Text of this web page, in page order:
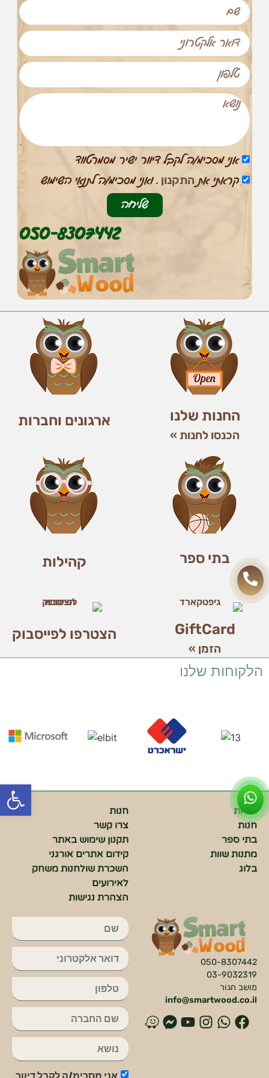
אני מסכימ/ה לקבל דיוור ישיר מסמרטווד
קראתי אתהתקנון . ואני מסכימ/ה לתנאי השימוש
שליחה
050-8307442
החנות שלנו
הכנסו לחנות »
ארגונים וחברות
בתי ספר קהילות
GiftCard
הזמן »
הצטרפו לפייסבוק
הלקוחות שלנו
050-8307442
03-9032319
מושב חגור
info@smartwood.co.il
פ
ו
א
י
פ
ו
אודות
חנות
בתי ספר
מתנות שוות
בלוג
חנות
צרו קשר
תקנון שימוש באתר
קידום אתרים אורגני
השכרת שולחנות משחק
לאירועים
הצהרת נגישות
אני מסכימ/ה לקבל דיוור
שיווק
על-ידי
שיתוף
תחומי
העניין
וההתנהגות
שלכם
בזמן
הגלישה
באתר, אתן
מגדילים
את הסיכוי
לראות תוכן
והצעות
מותאמים
אישית.
פתח